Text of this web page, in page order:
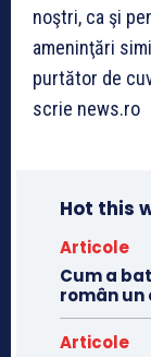
noştri, ca şi
ameninţări
purtător de
scrie news.ro
Hot this
Articole
Cum a
român un
Articole